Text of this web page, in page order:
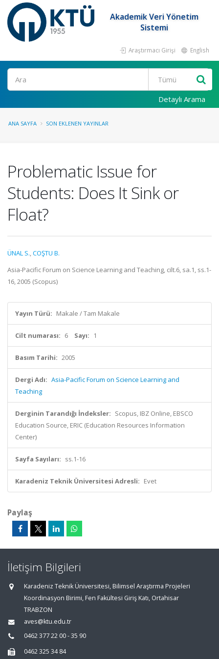
Akademik Veri Yönetim
Sistemi
Araştırmacı Girişi English
Ara
Detaylı Arama
ANA SAYFA SON EKLENEN YAYINLAR
Problematic Issue for
Students: Does It Sink or
Float?
ÜNAL S.,COŞTU B.
Asia-Pacific Forum on Science Learning and Teaching, cilt.6, sa.1, ss.1-
16, 2005 (Scopus)
Yayın Türü: Makale / Tam Makale
Cilt numarası: 6 Sayı: 1
Basım Tarihi: 2005
Dergi Adı: Asia-Pacific Forum on Science Learning and
Teaching
Derginin Tarandığı İndeksler: Scopus, IBZ Online, EBSCO
Education Source, ERIC (Education Resources Information
Center)
Sayfa Sayıları: ss.1-16
Karadeniz Teknik Üniversitesi Adresli: Evet
Paylaş
İletişim Bilgileri
Karadeniz Teknik Üniversitesi, Bilimsel Araştırma Projeleri
Koordinasyon Birimi, Fen Fakültesi Giriş Katı, Ortahisar
TRABZON
aves@ktu.edu.tr
0462 377 22 00 - 35 90
0462 325 34 84